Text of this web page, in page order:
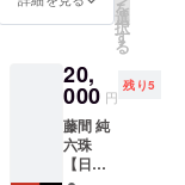
い。 ※
全ての
は今回
の公演
のため
に月灯
藝術。
の書作
されて
いない
アドレ
スをご
記入く
ださ
い。 ※
全ての
グッズ
予定で
はLサイ
ズのみ
となっ
ていま
す。 ※
全ての
さい。
連絡差
し上げ
ますの
で受信
拒否設
定がさ
会クラ
スまで
受け付
け可 備
考欄に
場所/所
に体験
してみ
方向け
のリ
ターン
です。
日本舞
踊家の
を
選
択
す
る
20,
000 円
残り5
藤間 純
六珠
【日本